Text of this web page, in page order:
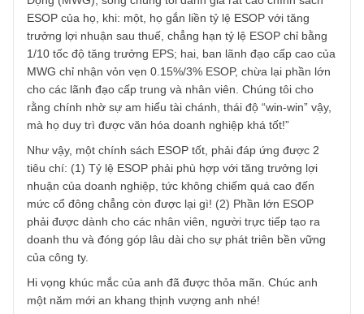
buồn…
Trên quan điểm của chúng tôi, mức % ESOP hợp lý, phải
hội tụ đủ 2 yếu tố: (1) tỷ lệ % ESOP dành cho nhân viên
phải chiếm đa số (2) % ESOP trên tổng số cổ phiếu đang
lưu hành phải thấp hơn đáng kể so với tăng trưởng EPS.
Ngoài việc rơi vào tay ông chủ, nếu giả sử EPS công ty
năm tăng 10% CAGR, mà ban lãnh đạo lại quyết định chia
ESOP đến 8%, thì mặc dù trên danh nghĩa công ty tăng
trưởng, nhưng thực ra các cổ đông chỉ tăng được lợi
trên cổ phiếu vỏn vẹn 2%, chưa đủ bù lạm phát. Vì vậy,
dù chúng tôi không tích cực lắm về cổ phiếu Thế giới Di
Động (MWG), song chúng tôi đánh giá rất cao chính sách
ESOP của họ, khi: một, họ gắn liền tỷ lệ ESOP với tăng
trưởng lợi nhuận sau thuế, chẳng hạn tỷ lệ ESOP chỉ bằng
1/10 tốc độ tăng trưởng EPS; hai, ban lãnh đạo cấp cao